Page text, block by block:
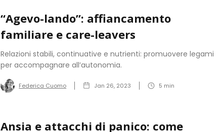
“Agevo-lando”: affiancamento
familiare e care-leavers
Relazioni stabili, continuative e nutrienti: promuovere legami
per accompagnare all’autonomia.
Federica Cuomo Jan 26, 2023 5 min
Ansia e attacchi di panico: come